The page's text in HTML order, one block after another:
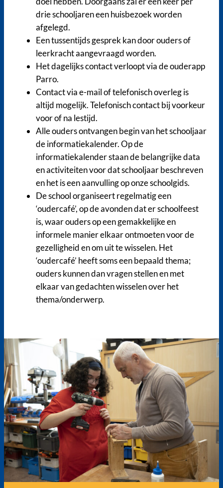
drie schooljaren een huisbezoek worden
afgelegd.
Een tussentijds gesprek kan door ouders of
leerkracht aangevraagd worden.
Het dagelijks contact verloopt via de ouderapp
Parro.
Contact via e-mail of telefonisch overleg is
altijd mogelijk. Telefonisch contact bij voorkeur
voor of na lestijd.
Alle ouders ontvangen begin van het schooljaar
de informatiekalender. Op de
informatiekalender staan de belangrijke data
en activiteiten voor dat schooljaar beschreven
en het is een aanvulling op onze schoolgids.
De school organiseert regelmatig een
‘oudercafé’, op de avonden dat er schoolfeest
is, waar ouders op een gemakkelijke en
informele manier elkaar ontmoeten voor de
gezelligheid en om uit te wisselen. Het
‘oudercafé’ heeft soms een bepaald thema;
ouders kunnen dan vragen stellen en met
elkaar van gedachten wisselen over het
thema/onderwerp.